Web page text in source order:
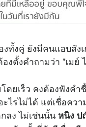
งคู่ ยังมีคนแอบสัง
ตั้งคำถามว่า "เมย์
ดยเร็ว คงต้องฟังค
ไรไม่ได้ แต่เชื่อคว
ลง ไม่เช่นนั้น หนิง